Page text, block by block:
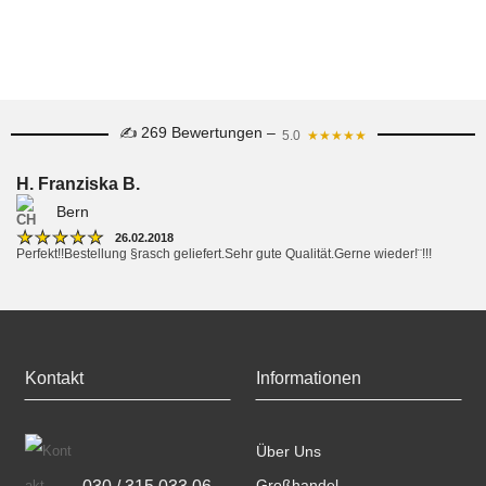
✍ 269 Bewertungen – 5.0 ★★★★★
H. Franziska B.
Bern
★ ★ ★ ★ ★ 26.02.2018
Perfekt!!Bestellung §rasch geliefert.Sehr gute Qualität.Gerne wieder!¨!!!
Kontakt Informationen
Über Uns